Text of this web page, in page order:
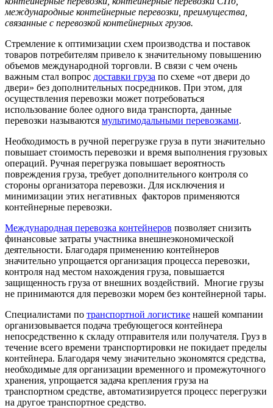
международные контейнерные перевозки, преимущества,
связанные с перевозкой контейнерных грузов.
Стремление к оптимизации схем производства и поставок
товаров потребителям привело к значительному повышению
объемов международной торговли. В связи с чем очень
важным стал вопрос доставки груза по схеме «от двери до
двери» без дополнительных посредников. При этом, для
осуществления перевозки может потребоваться
использование более одного вида транспорта, данные
перевозки называются мультимодальными перевозками.
Необходимость в ручной перегрузке груза в пути значительно
повышает стоимость перевозки и время выполнения грузовых
операций. Ручная перегрузка повышает вероятность
повреждения груза, требует дополнительного контроля со
стороны организатора перевозки. Для исключения и
минимизации этих негативных факторов применяются
контейнерные перевозки.
Международная перевозка контейнеров позволяет снизить
финансовые затраты участника внешнеэкономической
деятельности. Благодаря применению контейнеров
значительно упрощается организация процесса перевозки,
контроля над местом нахождения груза, повышается
защищенность груза от внешних воздействий. Многие грузы
не принимаются для перевозки морем без контейнерной тары.
Специалистами по транспортной логистике нашей компании
организовывается подача требующегося контейнера
непосредственно к складу отправителя или получателя. Груз в
течение всего времени транспортировки не покидает пределы
контейнера. Благодаря чему значительно экономятся средства,
необходимые для организации временного и промежуточного
хранения, упрощается задача крепления груза на
транспортном средстве, автоматизируется процесс перегрузки
на другое транспортное средство.